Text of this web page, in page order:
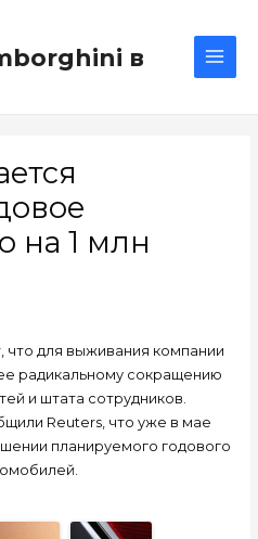
в
на 1 млн
что для выживания компании
радикальному сокращению
и штата сотрудников.
Reuters, что уже в мае
планируемого годового